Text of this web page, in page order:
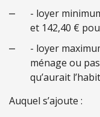
- loyer
et 142,40 €
- loyer
ménage ou
qu’aurait
Auquel s’ajoute :